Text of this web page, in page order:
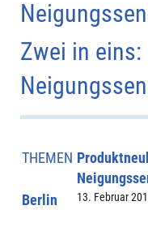
THEMEN
Berlin 13. Februar
Zwei in eins: